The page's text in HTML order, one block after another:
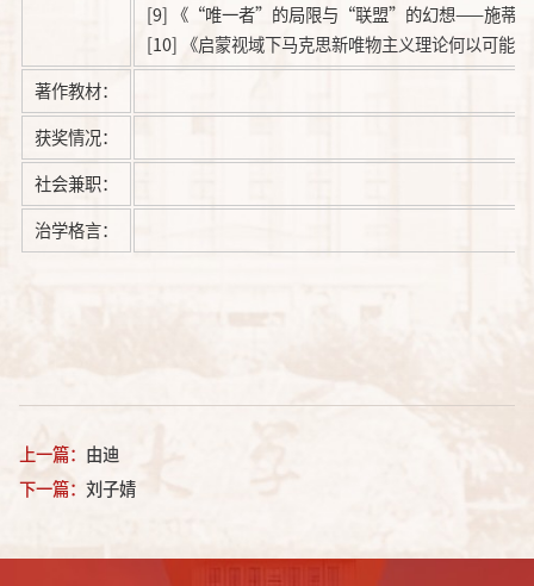
[9] 《“唯一者”的局限与“联盟”的幻想——施蒂纳
[10] 《启蒙视域下马克思新唯物主义理论何以可能
著作教材：
获奖情况：
社会兼职：
治学格言：
上一篇： 由迪
下一篇： 刘子婧